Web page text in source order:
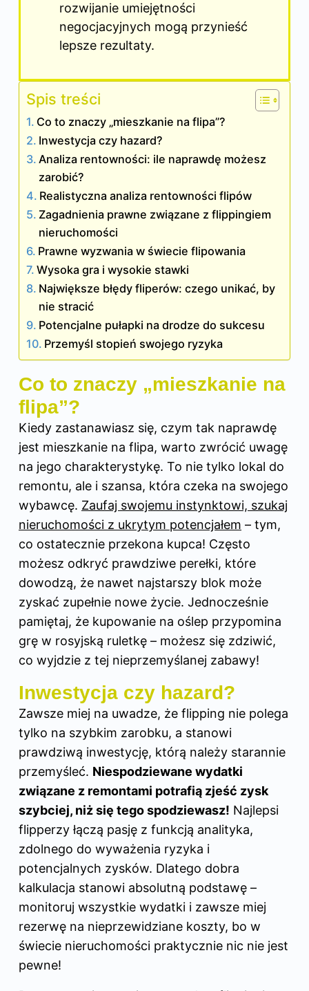
rozwijanie umiejętności
negocjacyjnych mogą przynieść
lepsze rezultaty.
Spis treści
Co to znaczy „mieszkanie na flipa”?
Inwestycja czy hazard?
Analiza rentowności: ile naprawdę możesz
zarobić?
Realistyczna analiza rentowności flipów
Zagadnienia prawne związane z flippingiem
nieruchomości
Prawne wyzwania w świecie flipowania
Wysoka gra i wysokie stawki
Największe błędy fliperów: czego unikać, by
nie stracić
Potencjalne pułapki na drodze do sukcesu
Przemyśl stopień swojego ryzyka
Co to znaczy „mieszkanie na
flipa”?
Kiedy zastanawiasz się, czym tak naprawdę
jest mieszkanie na flipa, warto zwrócić uwagę
na jego charakterystykę. To nie tylko lokal do
remontu, ale i szansa, która czeka na swojego
wybawcę. Zaufaj swojemu instynktowi, szukaj
nieruchomości z ukrytym potencjałem – tym,
co ostatecznie przekona kupca! Często
możesz odkryć prawdziwe perełki, które
dowodzą, że nawet najstarszy blok może
zyskać zupełnie nowe życie. Jednocześnie
pamiętaj, że kupowanie na oślep przypomina
grę w rosyjską ruletkę – możesz się zdziwić,
co wyjdzie z tej nieprzemyślanej zabawy!
Inwestycja czy hazard?
Zawsze miej na uwadze, że flipping nie polega
tylko na szybkim zarobku, a stanowi
prawdziwą inwestycję, którą należy starannie
przemyśleć. Niespodziewane wydatki
związane z remontami potrafią zjeść zysk
szybciej, niż się tego spodziewasz! Najlepsi
flipperzy łączą pasję z funkcją analityka,
zdolnego do wyważenia ryzyka i
potencjalnych zysków. Dlatego dobra
kalkulacja stanowi absolutną podstawę –
monitoruj wszystkie wydatki i zawsze miej
rezerwę na nieprzewidziane koszty, bo w
świecie nieruchomości praktycznie nic nie jest
pewne!